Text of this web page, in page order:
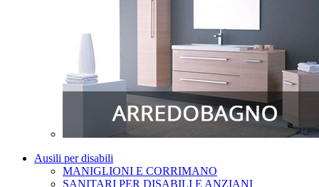
Ausili per disabili
MANIGLIONI E CORRIMANO
SANITARI PER DISABILI E ANZIANI